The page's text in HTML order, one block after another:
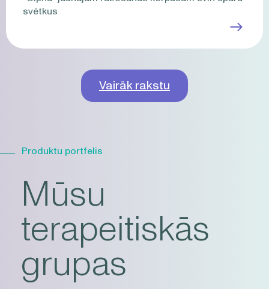
svētkus
Vairāk rakstu
Produktu portfelis
Mūsu
terapeitiskās
grupas